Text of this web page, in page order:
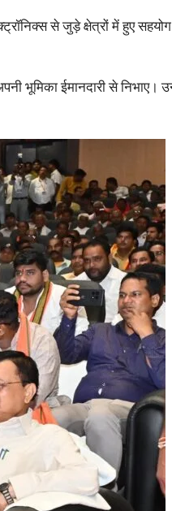
से जुड़े क्षेत्रों में हुए
भूमिका ईमानदारी से